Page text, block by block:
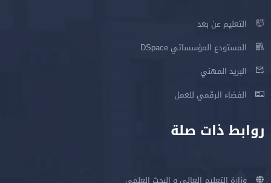
التعليم عن بعد
المستودع المؤسساتي DSpace
البريد المهني
الفضاء الرقمي للعمل
روابط ذات صلة